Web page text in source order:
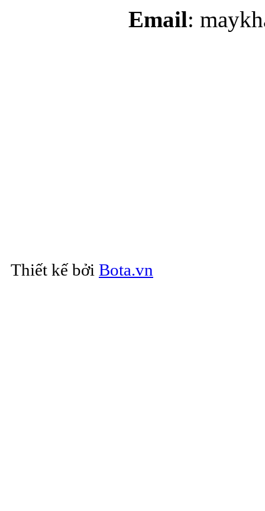
Email:
Thiết kế bởi Bota.vn